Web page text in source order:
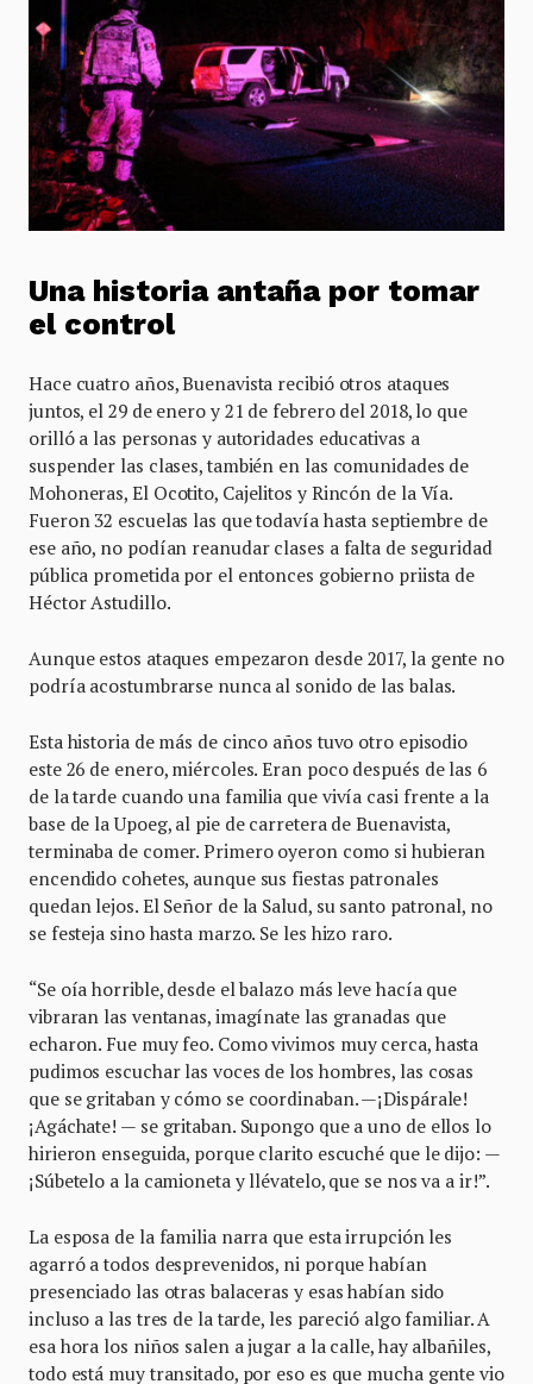
Una historia antaña por tomar
el control
Hace cuatro años, Buenavista recibió otros ataques
juntos, el 29 de enero y 21 de febrero del 2018, lo que
orilló a las personas y autoridades educativas a
suspender las clases, también en las comunidades de
Mohoneras, El Ocotito, Cajelitos y Rincón de la Vía.
Fueron 32 escuelas las que todavía hasta septiembre de
ese año, no podían reanudar clases a falta de seguridad
pública prometida por el entonces gobierno priista de
Héctor Astudillo.
Aunque estos ataques empezaron desde 2017, la gente no
podría acostumbrarse nunca al sonido de las balas.
Esta historia de más de cinco años tuvo otro episodio
este 26 de enero, miércoles. Eran poco después de las 6
de la tarde cuando una familia que vivía casi frente a la
base de la Upoeg, al pie de carretera de Buenavista,
terminaba de comer. Primero oyeron como si hubieran
encendido cohetes, aunque sus fiestas patronales
quedan lejos. El Señor de la Salud, su santo patronal, no
se festeja sino hasta marzo. Se les hizo raro.
“Se oía horrible, desde el balazo más leve hacía que
vibraran las ventanas, imagínate las granadas que
echaron. Fue muy feo. Como vivimos muy cerca, hasta
pudimos escuchar las voces de los hombres, las cosas
que se gritaban y cómo se coordinaban. —¡Dispárale!
¡Agáchate! — se gritaban. Supongo que a uno de ellos lo
hirieron enseguida, porque clarito escuché que le dijo: —
¡Súbetelo a la camioneta y llévatelo, que se nos va a ir!”.
La esposa de la familia narra que esta irrupción les
agarró a todos desprevenidos, ni porque habían
presenciado las otras balaceras y esas habían sido
incluso a las tres de la tarde, les pareció algo familiar. A
esa hora los niños salen a jugar a la calle, hay albañiles,
todo está muy transitado, por eso es que mucha gente vio